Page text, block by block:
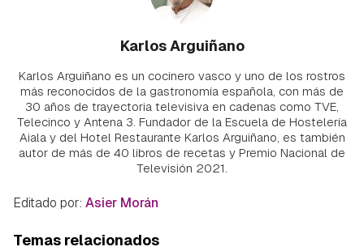
Karlos Arguiñano
Karlos Arguiñano es un cocinero vasco y uno de los rostros
más reconocidos de la gastronomía española, con más de
30 años de trayectoria televisiva en cadenas como TVE,
Telecinco y Antena 3. Fundador de la Escuela de Hostelería
Aiala y del Hotel Restaurante Karlos Arguiñano, es también
autor de más de 40 libros de recetas y Premio Nacional de
Televisión 2021.
Editado por: Asier Morán
Temas relacionados